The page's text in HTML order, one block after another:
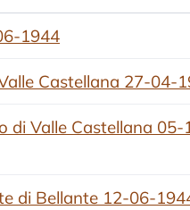
1944
nuova scheda)
Castellana 27-04-
nuova scheda)
di Valle Castellana 05-
nuova scheda)
di Bellante 12-06-
nuova scheda)